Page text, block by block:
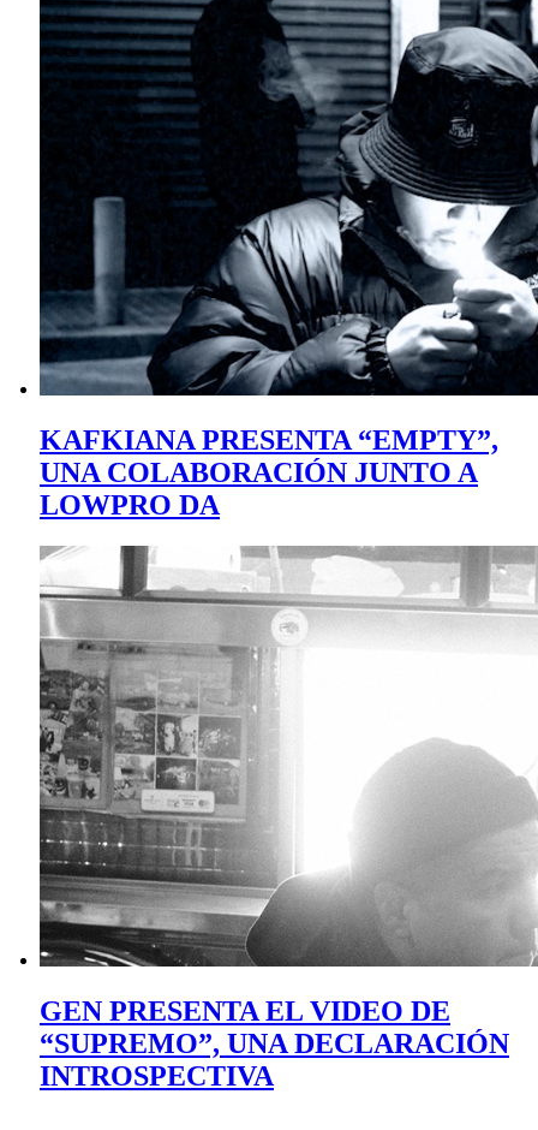
KAFKIANA PRESENTA “EMPTY”,
UNA COLABORACIÓN JUNTO A
LOWPRO DA
GEN PRESENTA EL VIDEO DE
“SUPREMO”, UNA DECLARACIÓN
INTROSPECTIVA